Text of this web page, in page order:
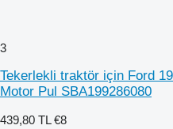
3
Tekerlekli traktör için Ford
Motor Pul SBA199286080
439,80 TL €8